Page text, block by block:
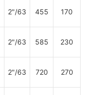
2"/63 455 170
2"/63 585 230
2"/63 720 270